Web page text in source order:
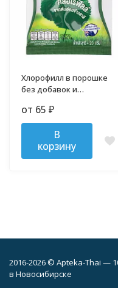
Хлорофилл в порошке
без добавок и
от 65 ₽
В
корзину
2016-2026 © Apteka-Thai —
в Новосибирске